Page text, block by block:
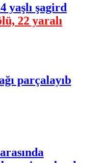
yaşlı şagird
22 yaralı
parçalayıb